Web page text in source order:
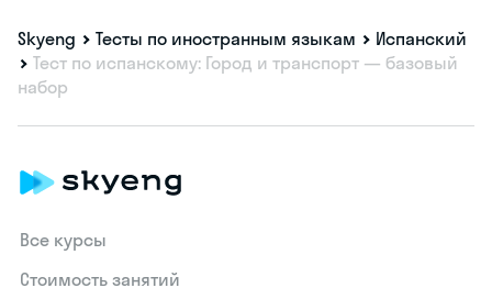
Skyeng Тесты по иностранным языкам
Испанский
Тест по испанскому: Город и транспорт — базовый
набор
Все курсы
Стоимость занятий